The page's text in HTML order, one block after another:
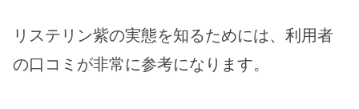
リステリン紫の実態を知るためには、利用者
の口コミが非常に参考になります。